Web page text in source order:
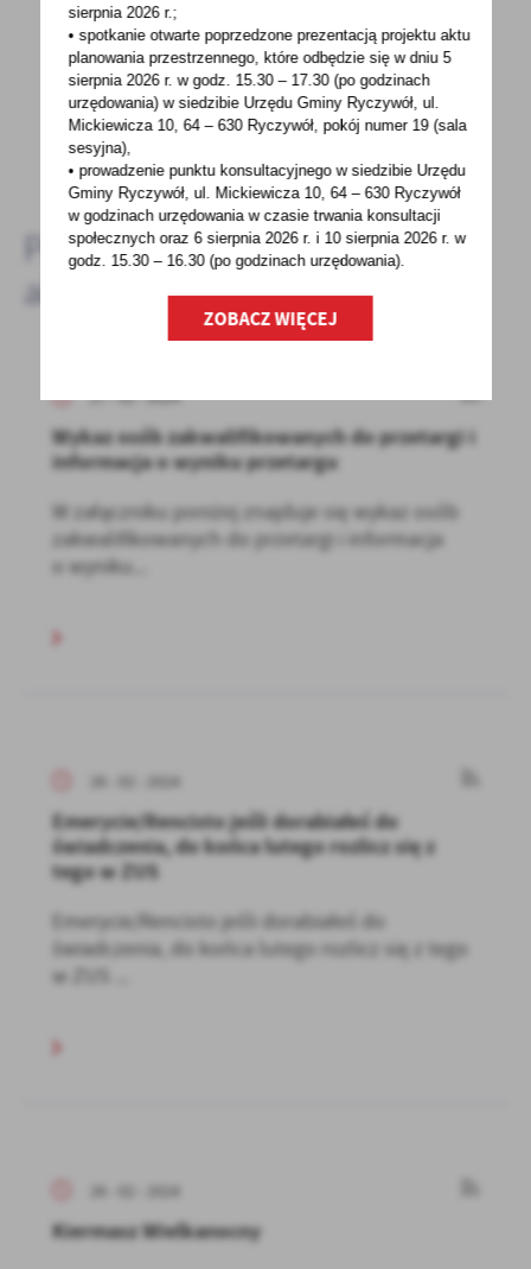
Spodobała Ci się informacja? Zostaw nam swoją opinię
- to dla Ciebie staramy się być najlepsi, a Twoje zdanie
bardzo nam w tym pomoże!
DODAJ KOMENTARZ
Pozostałe
aktualności
27 - 02 - 2024
Wykaz osób zakwalifikowanych do przetargi i
informacja o wyniku przetargu
W załączniku poniżej znajduje się wykaz osób
zakwalifikowanych do przetargi i informacja
o wyniku...
26 - 02 - 2024
Emerycie/Rencisto jeśli dorabiałeś do
świadczenia, do końca lutego rozlicz się z
tego w ZUS
Emerycie/Rencisto jeśli dorabiałeś do
świadczenia, do końca lutego rozlicz się z tego
w ZUS ...
26 - 02 - 2024
Kiermasz Wielkanocny
sierpnia 2026 r.;
• spotkanie otwarte poprzedzone prezentacją projektu aktu
planowania przestrzennego, które odbędzie się w dniu 5
sierpnia 2026 r.w godz. 15.30 – 17.30 (po godzinach
urzędowania) w siedzibie Urzędu Gminy Ryczywół, ul.
Mickiewicza 10, 64 – 630 Ryczywół, pokójnumer 19 (sala
sesyjna),
• prowadzenie punktu konsultacyjnego w siedzibie Urzędu
Gminy Ryczywół, ul. Mickiewicza 10, 64 – 630 Ryczywół
w godzinachurzędowania w czasie trwania konsultacji
społecznych oraz 6 sierpnia 2026 r. i 10 sierpnia 2026 r. w
godz. 15.30 – 16.30 (po godzinachurzędowania).
ZOBACZ WIĘCEJ